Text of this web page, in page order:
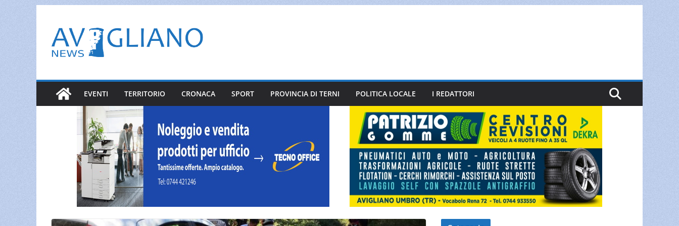
contenuto
EVENTI TERRITORIO CRONACA SPORT PROVINCIA DI TERNI POLITICA LOCALE I REDATTORI